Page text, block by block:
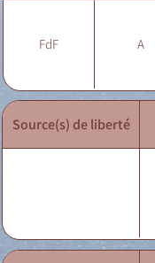
FdF A
Source(s) de liberté